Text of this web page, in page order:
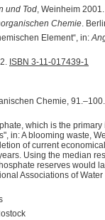
und Tod, Weinheim
Chemie.
Element“, in:
ISBN 3-11-017439-1
Chemie,
which is the
in: A blooming waste,
of current
Using the median
reserves would
Associations of